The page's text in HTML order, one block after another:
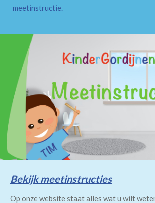
meetinstructie.
Bekijk meetinstructies
Op onze website staat alles wat u wilt